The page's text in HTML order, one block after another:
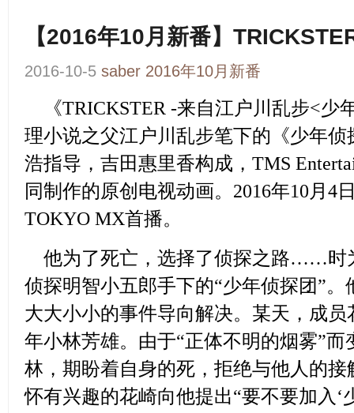
【2016年10月新番】
2016-10-5 saber 2016年10月新番
《TRICKSTER -来自江户川乱步<少
理小说之父江户川乱步笔下的《少年
浩指导，吉田惠里香构成，TMS
同制作的原创电视动画。2016年10月4
TOKYO MX首播。
他为了死亡，选择了侦探之路……时
侦探明智小五郎手下的“少年侦探团”
大大小小的事件导向解决。某天，成
年小林芳雄。由于“正体不明的烟雾”而
林，期盼着自身的死，拒绝与他人的
怀有兴趣的花崎向他提出“要不要加入